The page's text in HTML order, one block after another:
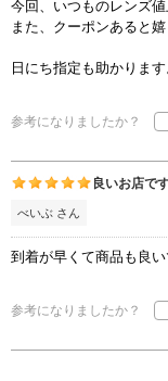
今回、いつものレンズ
また、クーポンあると嬉
日にち指定も助かります
参考になりましたか？
良いお店で
べいぶ さん
到着が早くて商品も良い
参考になりましたか？